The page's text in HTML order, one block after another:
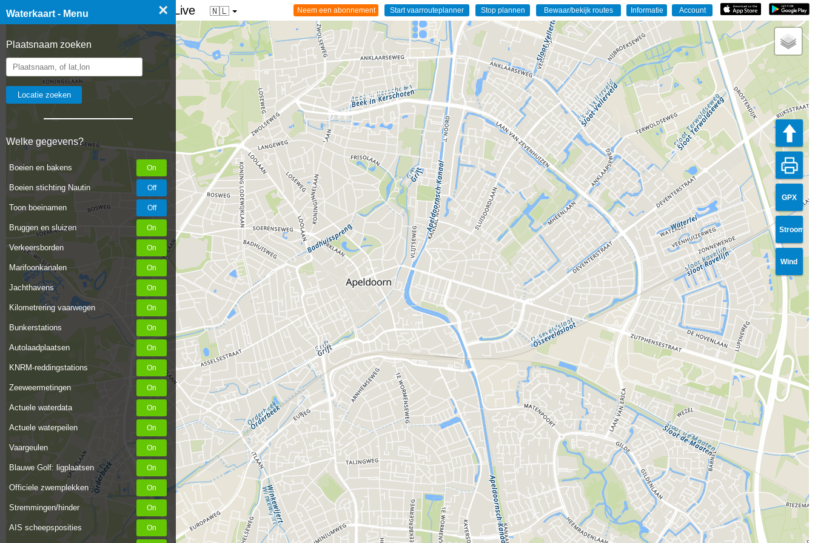
Waterkaart - Menu ×
Plaatsnaam zoeken
Welke gegevens?
Boeien en bakens
Boeien stichting Nautin
Toon boeinamen
Bruggen en sluizen
Verkeersborden
Marifoonkanalen
Jachthavens
Kilometrering vaarwegen
Bunkerstations
Autolaadplaatsen
KNRM-reddingstations
Zeeweermetingen
Actuele waterdata
Actuele waterpeilen
Vaargeulen
Blauwe Golf: ligplaatsen
Officiele zwemplekken
Stremmingen/hinder
AIS scheepsposities
☰ Waterkaart van Nederland - Live 🇳🇱
GPX
Stroom
Wind